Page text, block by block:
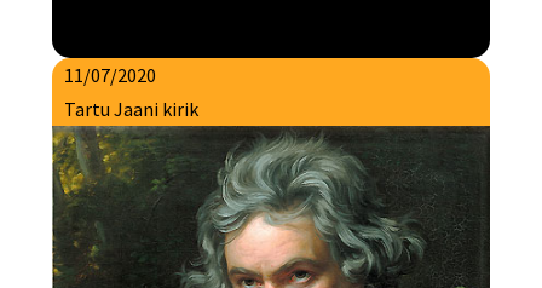
11/07/2020
Tartu Jaani kirik